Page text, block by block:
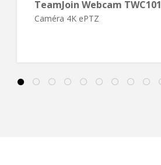
TeamJoin Webcam TWC101
Caméra 4K ePTZ